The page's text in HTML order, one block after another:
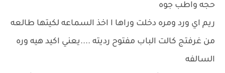
حجه واطب جوه
ريم اي ورد ومره دخلت وراها ا اخذ السماعه لكيتها طالعه
من غرفتج كالت الباب مفتوح رديته ....يعني اكيد هيه وره
السالفه